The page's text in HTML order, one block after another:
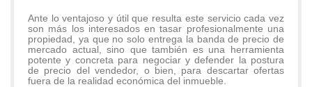
Ante lo ventajoso y útil que resulta este servicio cada vez
son más los interesados en tasar profesionalmente una
propiedad, ya que no solo entrega la banda de precio de
mercado actual, sino que también es una herramienta
potente y concreta para negociar y defender la postura
de precio del vendedor, o bien, para descartar ofertas
fuera de la realidad económica del inmueble.